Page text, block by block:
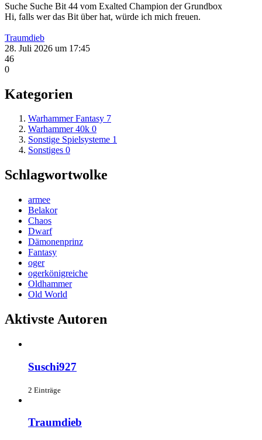
Suche Suche Bit 44 vom Exalted Champion der Grundbox
Hi, falls wer das Bit über hat, würde ich mich freuen.
Traumdieb
28. Juli 2026 um 17:45
46
0
Kategorien
Warhammer Fantasy 7
Warhammer 40k 0
Sonstige Spielsysteme 1
Sonstiges 0
Schlagwortwolke
armee
Belakor
Chaos
Dwarf
Dämonenprinz
Fantasy
oger
ogerkönigreiche
Oldhammer
Old World
Aktivste Autoren
Suschi927
2 Einträge
Traumdieb